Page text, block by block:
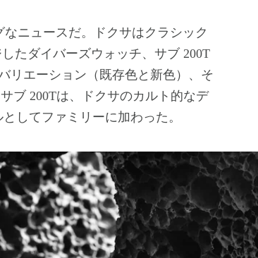
たダイバーズウォッチ、サブ 200T
リエーション（既存色と新色）、そ
ブ 200Tは、ドクサのカルト的なデ
してファミリーに加わった。